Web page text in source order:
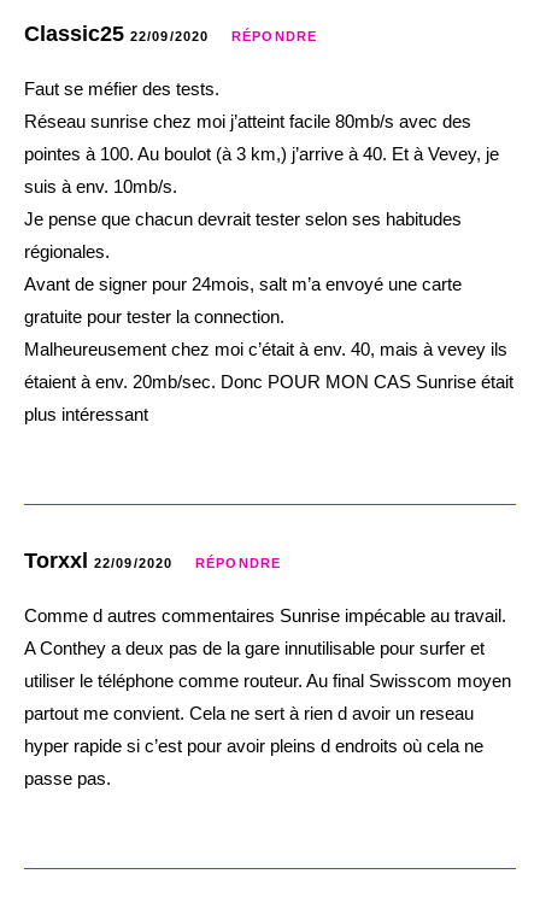
Classic25 22/09/2020 RÉPONDRE
Faut se méfier des tests.
Réseau sunrise chez moi j’atteint facile 80mb/s avec des
pointes à 100. Au boulot (à 3 km,) j’arrive à 40. Et à Vevey, je
suis à env. 10mb/s.
Je pense que chacun devrait tester selon ses habitudes
régionales.
Avant de signer pour 24mois, salt m’a envoyé une carte
gratuite pour tester la connection.
Malheureusement chez moi c’était à env. 40, mais à vevey ils
étaient à env. 20mb/sec. Donc POUR MON CAS Sunrise était
plus intéressant
Torxxl 22/09/2020 RÉPONDRE
Comme d autres commentaires Sunrise impécable au travail.
A Conthey a deux pas de la gare innutilisable pour surfer et
utiliser le téléphone comme routeur. Au final Swisscom moyen
partout me convient. Cela ne sert à rien d avoir un reseau
hyper rapide si c’est pour avoir pleins d endroits où cela ne
passe pas.